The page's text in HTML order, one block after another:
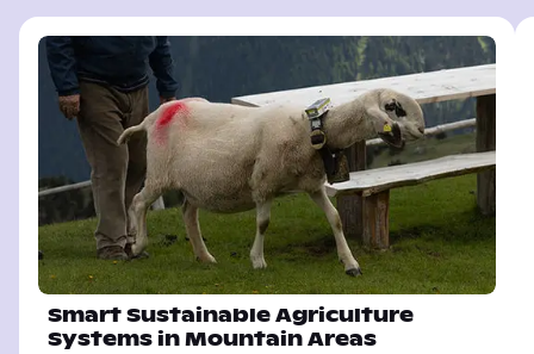
Smart Sustainable Agriculture
Systems in Mountain Areas